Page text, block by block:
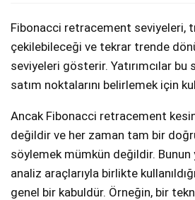
Fibonacci retracement seviyeleri,
çekilebileceği ve tekrar trende
seviyeleri gösterir. Yatırımcılar bu
satım noktalarını belirlemek için
Ancak Fibonacci retracement
değildir ve her zaman tam bir
söylemek mümkün değildir. Bunun
analiz araçlarıyla birlikte
genel bir kabuldür. Örneğin, bir